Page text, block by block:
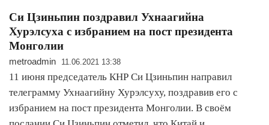
Си Цзиньпин поздравил Ухнаагийна
Хурэлсуха с избранием на пост президента
Монголии
metroadmin 11.06.2021 13:38
11 июня председатель КНР Си Цзиньпин направил
телеграмму Ухнаагийну Хурэлсуху, поздравив его с
избранием на пост президента Монголии. В своём